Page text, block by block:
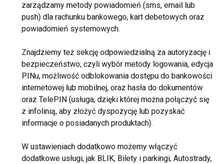
zarządzamy metody powiadomień (sms, email lub
push) dla rachunku bankowego, kart debetowych oraz
powiadomień systemowych.
Znajdziemy też sekcję odpowiedzialną za autoryzację i
bezpieczeństwo, czyli wybór metody logowania, edycja
PINu, możliwość odblokowania dostępu do bankowości
internetowej lub mobilnej, oraz hasła do dokumentów
oraz TelePIN (usługa, dzięki której można połączyć się
z infolinią, aby złożyć dyspozycję lub pozyskać
informacje o posiadanych produktach).
W ustawieniach dodatkowo możemy włączyć
dodatkowe usługi, jak BLIK, Bilety i parkingi, Autostrady,